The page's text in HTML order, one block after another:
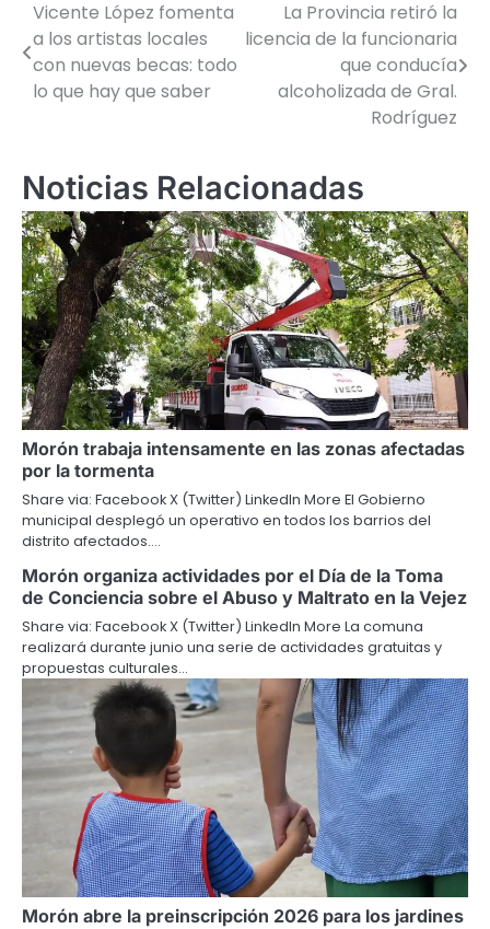
Navegación
de
entradas
Vicente López fomenta
a los artistas locales
con nuevas becas: todo
lo que hay que saber
La Provincia retiró la
licencia de la funcionaria
que conducía
alcoholizada de Gral.
Rodríguez
Noticias Relacionadas
Morón trabaja intensamente en las zonas afectadas
por la tormenta
Share via: Facebook X (Twitter) LinkedIn More El Gobierno
municipal desplegó un operativo en todos los barrios del
distrito afectados.…
Morón organiza actividades por el Día de la Toma
de Conciencia sobre el Abuso y Maltrato en la Vejez
Share via: Facebook X (Twitter) LinkedIn More La comuna
realizará durante junio una serie de actividades gratuitas y
propuestas culturales…
Morón abre la preinscripción 2026 para los jardines